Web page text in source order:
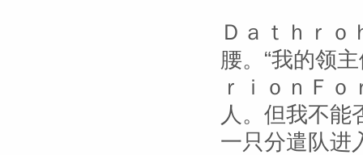
Ｄａｔｈｒｏ
腰。“我的领
ｒｉｏｎＦ
人。但我不能
一只分遣队进